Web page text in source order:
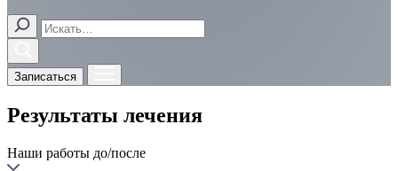
Записаться
Результаты лечения
Наши работы до/после